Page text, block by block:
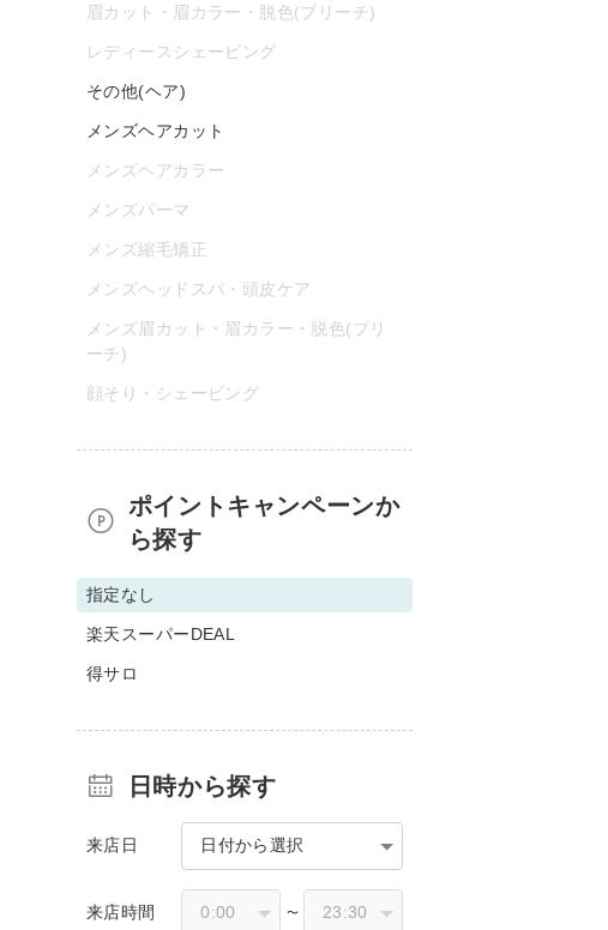
眉カット・眉カラー・脱色(ブリーチ)
レディースシェービング
その他(ヘア)
メンズヘアカット
メンズヘアカラー
メンズパーマ
メンズ縮毛矯正
メンズヘッドスパ・頭皮ケア
メンズ眉カット・眉カラー・脱色(ブリ
ーチ)
顔そり・シェービング
ポイントキャンペーンか
ら探す
指定なし
楽天スーパーDEAL
得サロ
日時から探す
来店日 日付から選択
来店時間 〜